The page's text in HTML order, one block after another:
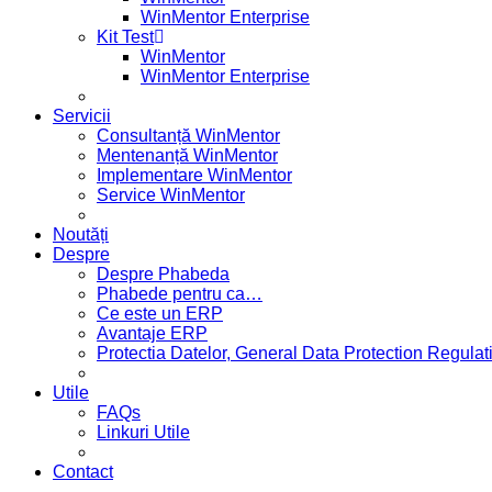
WinMentor Enterprise
Kit Test
WinMentor
WinMentor Enterprise
Servicii
Consultanță WinMentor
Mentenanță WinMentor
Implementare WinMentor
Service WinMentor
Noutăți
Despre
Despre Phabeda
Phabede pentru ca…
Ce este un ERP
Avantaje ERP
Protectia Datelor, General Data Protection
Utile
FAQs
Linkuri Utile
Contact